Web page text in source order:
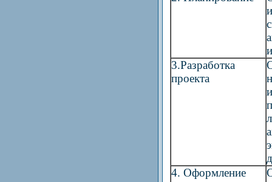
3.Разработка
проекта
4. Оформление